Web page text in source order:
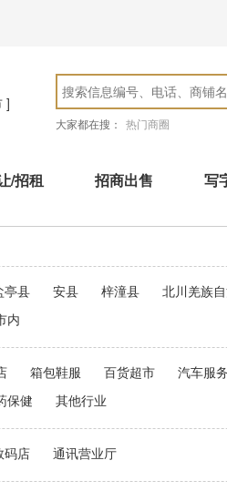
]
大家都在搜： 热门商圈
/招租 招商出售 写
亭县 安县 梓潼县 北川羌族
内
箱包鞋服 百货超市 汽车服务
保健 其他行业
码店 通讯营业厅